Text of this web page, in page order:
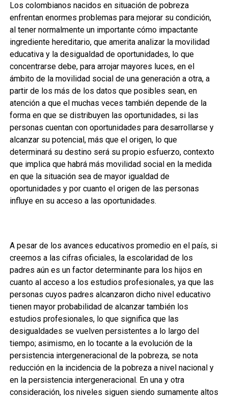
Los colombianos nacidos en situación de pobreza
enfrentan enormes problemas para mejorar su condición,
al tener normalmente un importante cómo impactante
ingrediente hereditario, que amerita analizar la movilidad
educativa y la desigualdad de oportunidades, lo que
concentrarse debe, para arrojar mayores luces, en el
ámbito de la movilidad social de una generación a otra, a
partir de los más de los datos que posibles sean, en
atención a que el muchas veces también depende de la
forma en que se distribuyen las oportunidades, si las
personas cuentan con oportunidades para desarrollarse y
alcanzar su potencial, más que el origen, lo que
determinará su destino será su propio esfuerzo, contexto
que implica que habrá más movilidad social en la medida
en que la situación sea de mayor igualdad de
oportunidades y por cuanto el origen de las personas
influye en su acceso a las oportunidades.
A pesar de los avances educativos promedio en el país, si
creemos a las cifras oficiales, la escolaridad de los
padres aún es un factor determinante para los hijos en
cuanto al acceso a los estudios profesionales, ya que las
personas cuyos padres alcanzaron dicho nivel educativo
tienen mayor probabilidad de alcanzar también los
estudios profesionales, lo que significa que las
desigualdades se vuelven persistentes a lo largo del
tiempo; asimismo, en lo tocante a la evolución de la
persistencia intergeneracional de la pobreza, se nota
reducción en la incidencia de la pobreza a nivel nacional y
en la persistencia intergeneracional. En una y otra
consideración, los niveles siguen siendo sumamente altos